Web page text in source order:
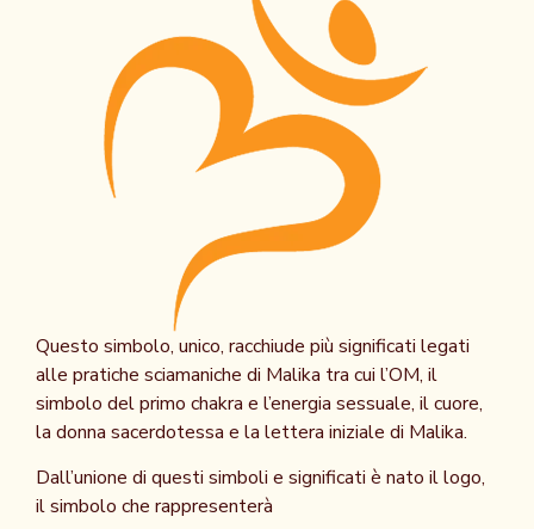
Questo simbolo, unico, racchiude più significati legati
alle pratiche sciamaniche di Malika tra cui l’OM, il
simbolo del primo chakra e l’energia sessuale, il cuore,
la donna sacerdotessa e la lettera iniziale di Malika.
Dall’unione di questi simboli e significati è nato il logo,
il simbolo che rappresenterà